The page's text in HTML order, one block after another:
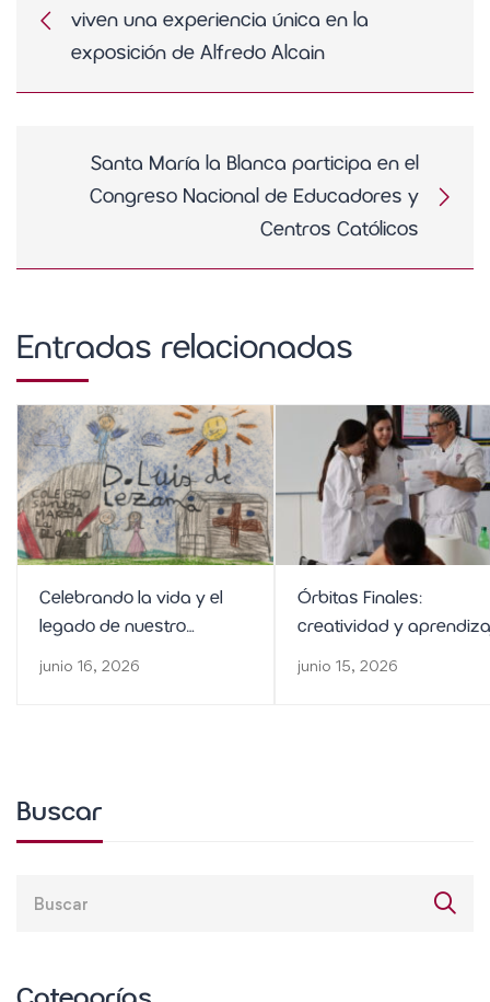
viven una experiencia única en la
exposición de Alfredo Alcain
Santa María la Blanca participa en el
Congreso Nacional de Educadores y
Centros Católicos
Entradas relacionadas
Celebrando la vida y el
legado de nuestro
fundador
junio 16, 2026
Órbitas Finales:
creatividad y
en FP de Panadería y
junio 15, 2026
Buscar